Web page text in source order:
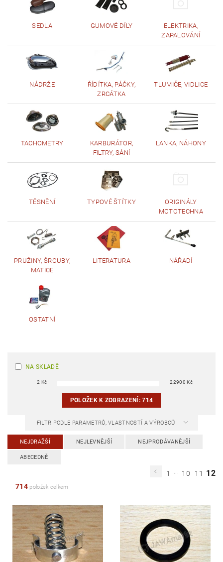
SEDLA GUMOVÉ DÍLY
ELEKTRIKA,
ZAPALOVÁNÍ
NÁDRŽE
ŘÍDÍTKA, PÁČKY,
ZRCÁTKA
TLUMIČE, VIDLICE
TACHOMETRY
KARBURÁTOR,
FILTRY, SÁNÍ
LANKA, NÁHONY
TĚSNĚNÍ TYPOVÉ ŠTÍTKY
ORIGINÁLY
MOTOTECHNA
PRUŽINY, ŠROUBY,
MATICE
LITERATURA NÁŘADÍ
OSTATNÍ
NA SKLADĚ
2 Kč 22900 Kč
POLOŽEK K ZOBRAZENÍ:714
FILTR PODLE PARAMETRŮ, VLASTNOSTÍ A VÝROBCŮ
NEJDRAŽŠÍ NEJLEVNĚJŠÍ NEJPRODÁVANĚJŠÍ
ABECEDNĚ
1 ... 10 11 12
714položek celkem